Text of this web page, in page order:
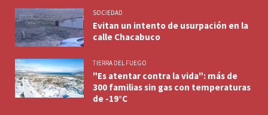
SOCIEDAD
Evitan un intento de usurpación en la
calle Chacabuco
TIERRA DEL FUEGO
"Es atentar contra la vida": más de
300 familias sin gas con temperaturas
de -19°C